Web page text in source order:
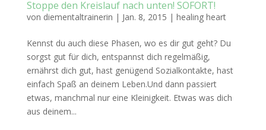
Stoppe den Kreislauf nach unten! SOFORT!
von diementaltrainerin | Jan. 8, 2015 | healing heart
Kennst du auch diese Phasen, wo es dir gut geht? Du
sorgst gut für dich, entspannst dich regelmäßig,
ernährst dich gut, hast genügend Sozialkontakte, hast
einfach Spaß an deinem Leben.Und dann passiert
etwas, manchmal nur eine Kleinigkeit. Etwas was dich
aus deinem...